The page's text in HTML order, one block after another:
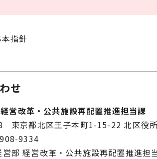
指針
せ
営改革・公共施設再配置推進担当課
東京都北区王子本町1-15-22 北区役
9334
営部 経営改革・公共施設再配置推進担